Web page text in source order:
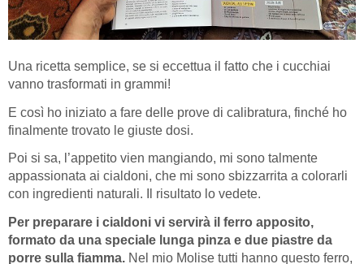
Una ricetta semplice, se si eccettua il fatto che i cucchiai
vanno trasformati in grammi!
E così ho iniziato a fare delle prove di calibratura, finché ho
finalmente trovato le giuste dosi.
Poi si sa, l’appetito vien mangiando, mi sono talmente
appassionata ai cialdoni, che mi sono sbizzarrita a colorarli
con ingredienti naturali. Il risultato lo vedete.
Per preparare i cialdoni vi servirà il ferro apposito,
formato da una speciale lunga pinza e due piastre da
porre sulla fiamma. Nel mio Molise tutti hanno questo ferro,